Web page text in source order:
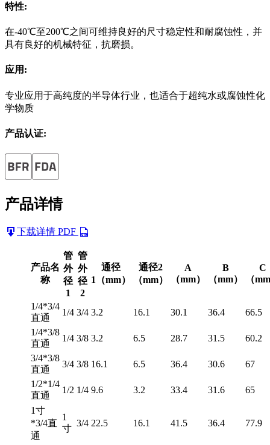
特性:
在-40℃至200℃之间可维持良好的尺寸稳定性和耐腐蚀性，并
具有良好的机械特征，抗磨损。
应用:
专业应用于高纯度的半导体行业，也适合于超纯水或腐蚀性化
学物质
产品认证:
产品详情
下载详情 PDF
产品名
称
管
外
径
1
管
外
径
2
通径
1（mm）
通径2
（mm）
A
（mm）
B
（mm）
C
（
1/4*3/4
直通
1/4 3/4 3.2 16.1 30.1 36.4
66.5
1/4*3/8
直通
1/4 3/8 3.2 6.5 28.7 31.5
60.2
3/4*3/8
直通
3/4 3/8 16.1 6.5 36.4 30.6
67
1/2*1/4
直通
1/2 1/4 9.6 3.2 33.4 31.6
65
1寸
*3/4直
通
1
寸
3/4 22.5 16.1 41.5 36.4 77.9